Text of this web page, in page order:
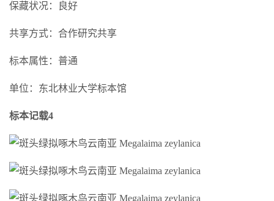
保藏状况：良好
共享方式：合作研究共享
标本属性：普通
单位：东北林业大学标本馆
标本记载4